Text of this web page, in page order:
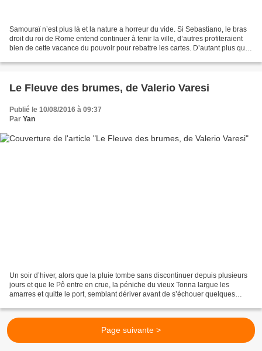
Samouraï n’est plus là et la nature a horreur du vide. Si Sebastiano, le bras
droit du roi de Rome entend continuer à tenir la ville, d’autres profiteraient
bien de cette vacance du pouvoir pour rebattre les cartes. D’autant plus que
Le Fleuve des brumes, de Valerio Varesi
Publié le 10/08/2016 à 09:37
Par Yan
Un soir d’hiver, alors que la pluie tombe sans discontinuer depuis plusieurs
jours et que le Pô entre en crue, la péniche du vieux Tonna largue les
amarres et quitte le port, semblant dériver avant de s’échouer quelques
Page suivante >